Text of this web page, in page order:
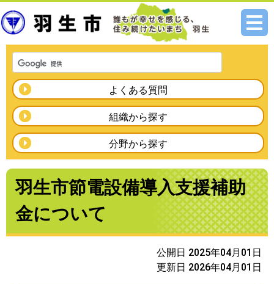
メニ
よくある質問
組織から探す
分野から探す
羽生市節電設備導入支援補助
金について
公開日 2025年04月01日
更新日 2026年04月01日